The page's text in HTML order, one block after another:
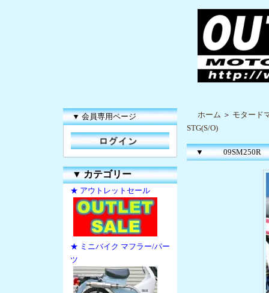
▼ 会員専用ページ
▼カテゴリー
★ アウトレットセール
★ ミニバイク マフラー/パー
ツ
ホーム ＞ モタード
STG(S/O)
▼ 09SM250R